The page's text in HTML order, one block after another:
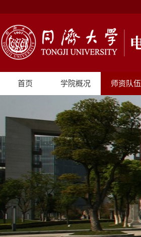
首页 学院概况 师资队伍